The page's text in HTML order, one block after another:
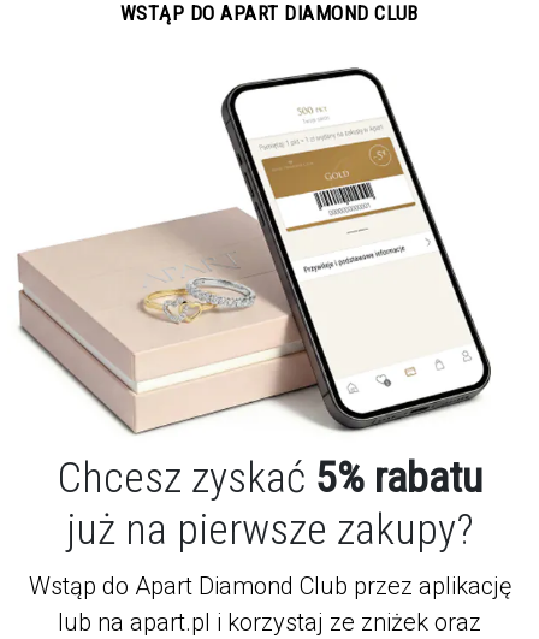
WSTĄP DO APART DIAMOND CLUB
Chcesz zyskać 5% rabatu
już na pierwsze zakupy?
Wstąp do Apart Diamond Club przez aplikację
lub na apart.pl i korzystaj ze zniżek oraz